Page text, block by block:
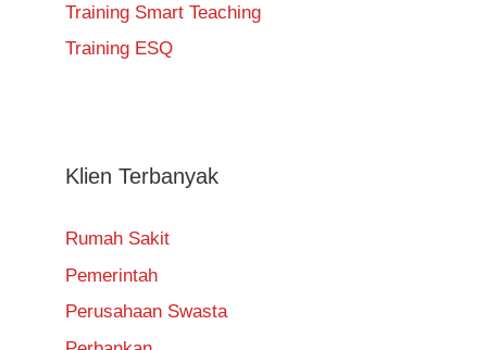
Training Smart Teaching
Training ESQ
Klien Terbanyak
Rumah Sakit
Pemerintah
Perusahaan Swasta